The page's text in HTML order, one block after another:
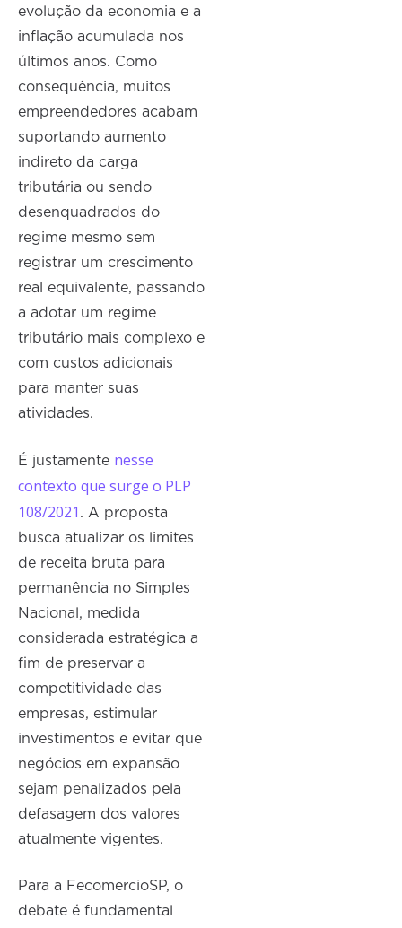
evolução da economia e a
inflação acumulada nos
últimos anos. Como
consequência, muitos
empreendedores acabam
suportando aumento
indireto da carga
tributária ou sendo
desenquadrados do
regime mesmo sem
registrar um crescimento
real equivalente, passando
a adotar um regime
tributário mais complexo e
com custos adicionais
para manter suas
atividades.
É justamente nesse
contexto que surge o PLP
108/2021 . A proposta
busca atualizar os limites
de receita bruta para
permanência no Simples
Nacional, medida
considerada estratégica a
fim de preservar a
competitividade das
empresas, estimular
investimentos e evitar que
negócios em expansão
sejam penalizados pela
defasagem dos valores
atualmente vigentes.
Para a FecomercioSP, o
debate é fundamental